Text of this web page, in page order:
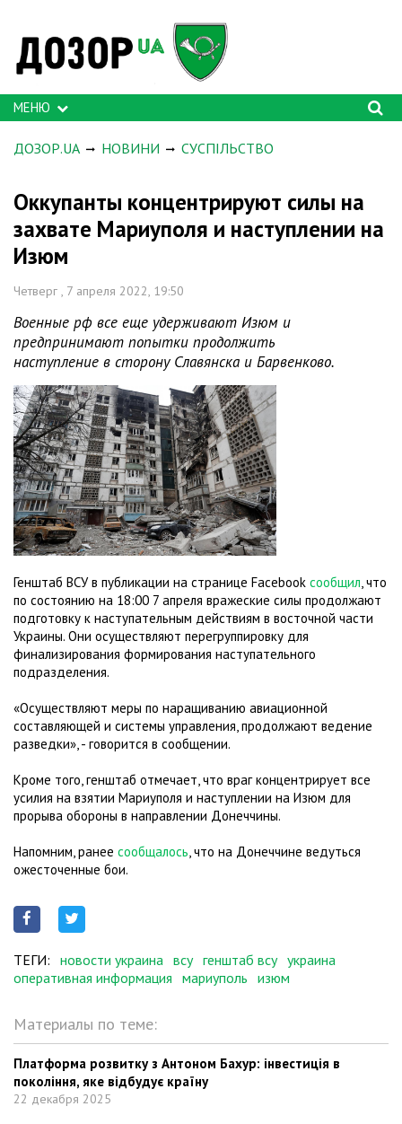
МЕНЮ
ДОЗОР.UA НОВИНИ СУСПІЛЬСТВО
Оккупанты концентрируют силы на
захвате Мариуполя и наступлении на
Изюм
Четверг , 7 апреля 2022, 19:50
Военные рф все еще удерживают Изюм и
предпринимают попытки продолжить
наступление в сторону Славянска и Барвенково.
Генштаб ВСУ в публикации на странице Facebook сообщил, что
по состоянию на 18:00 7 апреля вражеские силы продолжают
подготовку к наступательным действиям в восточной части
Украины. Они осуществляют перегруппировку для
финализирования формирования наступательного
подразделения.
«Осуществляют меры по наращиванию авиационной
составляющей и системы управления, продолжают ведение
разведки», - говорится в сообщении.
Кроме того, генштаб отмечает, что враг концентрирует все
усилия на взятии Мариуполя и наступлении на Изюм для
прорыва обороны в направлении Донеччины.
Напомним, ранее сообщалось, что на Донеччине ведуться
ожесточенные бои.
ТЕГИ: новости украина всу генштаб всу украина
оперативная информация мариуполь изюм
Материалы по теме:
Платформа розвитку з Антоном Бахур: інвестиція в
покоління, яке відбудує країну
22 декабря 2025